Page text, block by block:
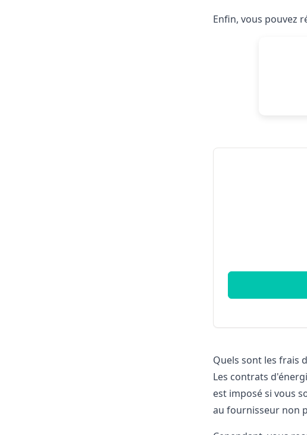
Enfin, vous pouvez
Quels sont les frais
Les contrats
est imposé si vous
au fournisseur non